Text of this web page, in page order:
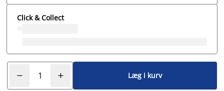
Click & Collect
Læg i kurv